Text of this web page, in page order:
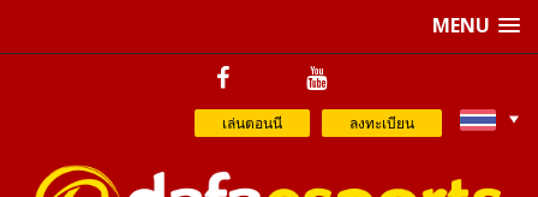
MENU
เล่นตอนนี ลงทะเบียน